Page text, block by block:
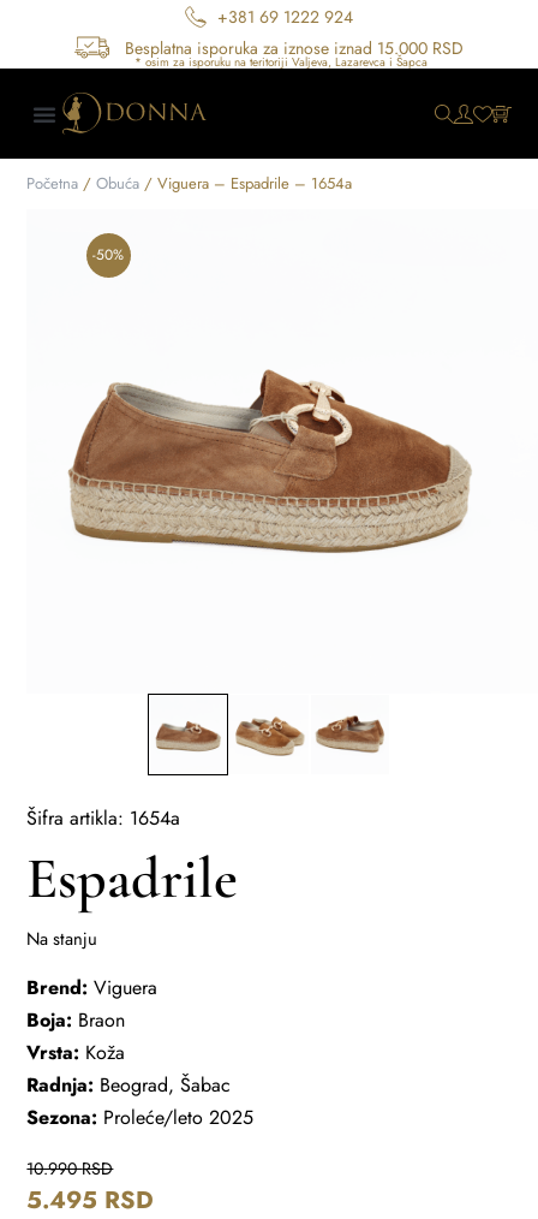
+381 69 1222 924
Besplatna isporuka za iznose iznad 15.000 RSD
Početna /Obuća / Viguera – Espadrile – 1654a
-50%
Šifra artikla: 1654a
Espadrile
Na stanju
Brend: Viguera
Boja: Braon
Vrsta: Koža
Radnja: Beograd, Šabac
Sezona: Proleće/leto 2025
10.990RSD
5.495 RSD